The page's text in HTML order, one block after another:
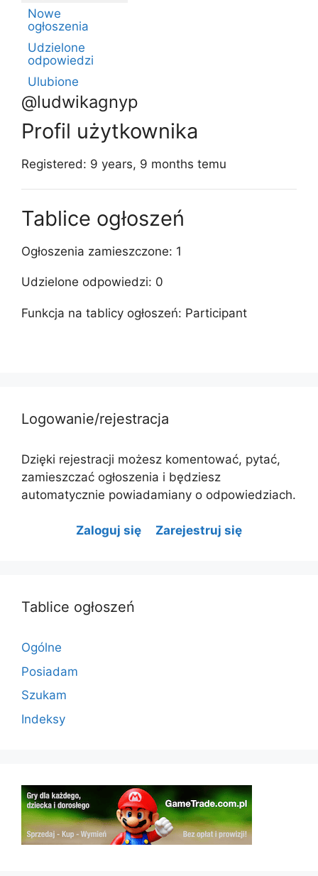
Nowe
ogłoszenia
Udzielone
odpowiedzi
Ulubione
@ludwikagnyp
Profil użytkownika
Registered: 9 years, 9 months temu
Tablice ogłoszeń
Ogłoszenia zamieszczone: 1
Udzielone odpowiedzi: 0
Funkcja na tablicy ogłoszeń: Participant
Logowanie/rejestracja
Dzięki rejestracji możesz komentować, pytać,
zamieszczać ogłoszenia i będziesz
automatycznie powiadamiany o odpowiedziach.
Zaloguj się Zarejestruj się
Tablice ogłoszeń
Ogólne
Posiadam
Szukam
Indeksy